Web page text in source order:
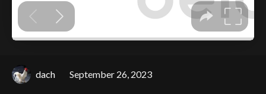
dach September 26, 2023